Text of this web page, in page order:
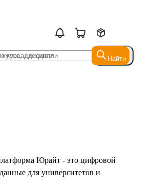
Найти
Найти
Юрайт - это цифровой
для университетов и